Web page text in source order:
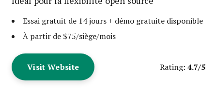
Essai gratuit de 14 jours + démo gratuite disponible
À partir de $75/siège/mois
Visit Website Rating: 4.7/5